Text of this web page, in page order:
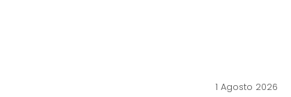
1 Agosto 2026